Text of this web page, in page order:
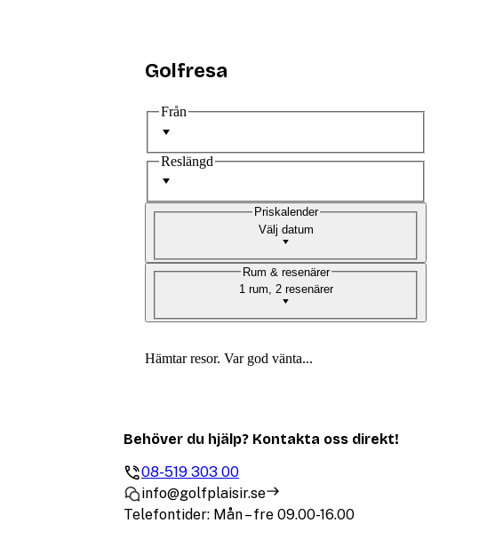
Golfresa
Från
Reslängd
Välj datum
Priskalender
1 rum, 2 resenärer
Rum & resenärer
Hämtar resor. Var god vänta...
Behöver du hjälp? Kontakta oss direkt!
08-519 303 00
info@golfplaisir.se
Telefontider: Mån – fre 09.00-16.00